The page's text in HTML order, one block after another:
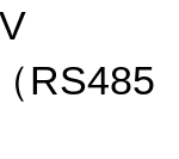
RS485